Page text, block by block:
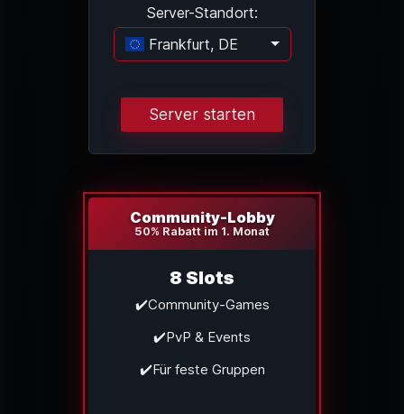
Server-Standort:
Frankfurt, DE
Lade...
Server starten
Community-Lobby
50% Rabatt im 1. Monat
8 Slots
✔️Community-Games
✔️PvP & Events
✔️Für feste Gruppen